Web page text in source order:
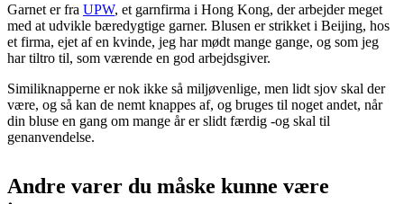
Garnet er fra UPW, et garnfirma i Hong Kong, der arbejder meget
med at udvikle bæredygtige garner. Blusen er strikket i Beijing, hos
et firma, ejet af en kvinde, jeg har mødt mange gange, og som jeg
har tiltro til, som værende en god arbejdsgiver.
Similiknapperne er nok ikke så miljøvenlige, men lidt sjov skal der
være, og så kan de nemt knappes af, og bruges til noget andet, når
din bluse en gang om mange år er slidt færdig -og skal til
genanvendelse.
Andre varer du måske kunne være